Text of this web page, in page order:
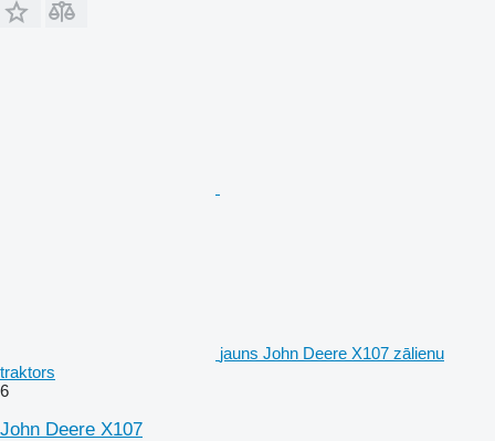
jauns John Deere X107 zālienu
traktors
6
John Deere X107